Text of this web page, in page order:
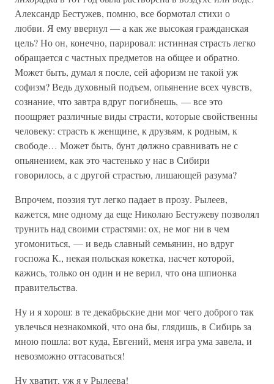
Александр Бестужев, помню, все бормотал стихи о
любви. Я ему ввернул — а как же высокая гражданская
цель? Но он, конечно, парировал: истинная страсть легко
обращается с частных предметов на общее и обратно.
Может быть, думал я после, сей афоризм не такой уж
софизм? Ведь духовный подъем, опьянение всех чувств,
сознание, что завтра вдруг погибнешь, — все это
поощряет различные виды страсти, которые свойственны
человеку: страсть к женщине, к друзьям, к родным, к
свободе… Может быть, бунт должно сравнивать не с
опьянением, как это частенько у нас в Сибири
говорилось, а с другой страстью, лишающей разума?
Впрочем, поэзия тут легко падает в прозу. Рылеев,
кажется, мне одному да еще Николаю Бестужеву позволял
трунить над своими страстями: ох, не мог ни в чем
угомониться, — и ведь славный семьянин, но вдруг
госпожа К., некая польская кокетка, насчет которой,
кажись, только он один и не верил, что она шпионка
правительства.
Ну и я хорош: в те декабрьские дни мог чего доброго так
увлечься незнакомкой, что она бы, глядишь, в Сибирь за
мною пошла: вот куда, Евгений, меня игра ума завела, и
невозможно оттасоваться!
Ну хватит, уж я у Рылеева!